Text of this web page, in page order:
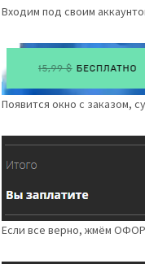
Входим под своим
Появится окно с заказом,
Если все верно, жмём